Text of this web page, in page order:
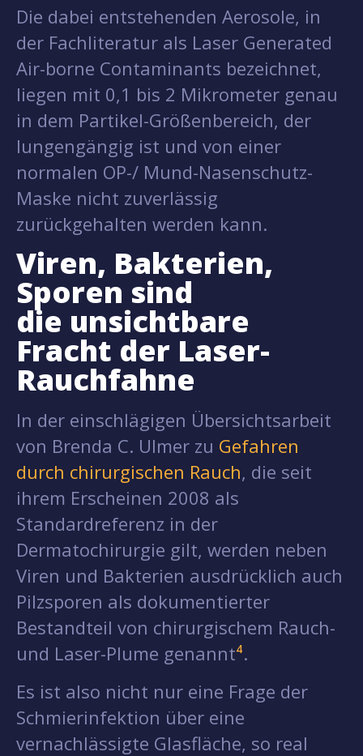
Die dabei entstehenden Aerosole, in
der Fachliteratur als Laser Generated
Air-borne Contaminants bezeichnet,
liegen mit 0,1 bis 2 Mikrometer genau
in dem Partikel-Größenbereich, der
lungengängig ist und von einer
normalen OP-/ Mund-Nasenschutz-
Maske nicht zuverlässig
zurückgehalten werden kann.
Viren, Bakterien,
Sporen sind
die unsichtbare
Fracht der Laser-
Rauchfahne
In der einschlägigen Übersichtsarbeit
von Brenda C. Ulmer zu Gefahren
durch chirurgischen Rauch, die seit
ihrem Erscheinen 2008 als
Standardreferenz in der
Dermatochirurgie gilt, werden neben
Viren und Bakterien ausdrücklich auch
Pilzsporen als dokumentierter
Bestandteil von chirurgischem Rauch-
und Laser-Plume genannt⁴.
Es ist also nicht nur eine Frage der
Schmierinfektion über eine
vernachlässigte Glasfläche, so real